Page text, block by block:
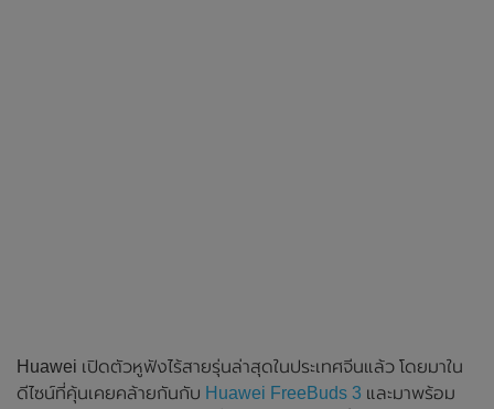
Huawei เปิดตัวหูฟังไร้สายรุ่นล่าสุดในประเทศจีนแล้ว โดยมาใน
ดีไซน์ที่คุ้นเคยคล้ายกันกับ Huawei FreeBuds 3 และมาพร้อม